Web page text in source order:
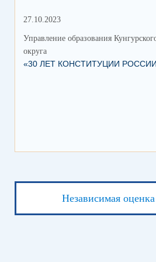
27.10.2023
Управление образования
округа
«30 ЛЕТ КОНСТИТУЦИИ
Независимая оценка